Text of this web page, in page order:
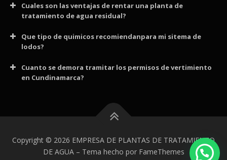
Cuales son las ventajas de rentar una planta de
tratamiento de agua residual?
Que tipo de quimicos recomiendanpara mi sitema de
lodos?
Cuanto se demora tramitar los permisos de vertimiento
en Cundinamarca?
Copyright © 2026 EMPRESA DE PLANTAS DE TRATAMIENTO
DE AGUA – Tema hecho por FameThemes